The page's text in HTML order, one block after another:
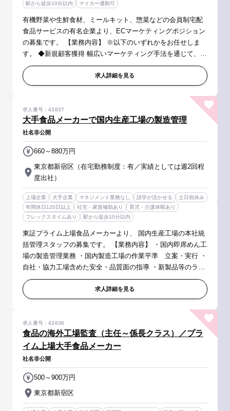
駅から徒歩10分以内
マイカー通勤可
有機野菜や生鮮食材、ミールキット、惣菜などの会員制宅配
食品サービスの有名企業より、ECマーケティングポジション
の募集です。 【業務内容】 ※以下のいずれかをお任せしま
す。 ◆新規顧客獲得 幅広いマーケティング手法を通じて、新
規顧客獲得を行っていただきます。 データ分析やマーケット
リサーチを活用し、市...求人詳細を見る
大手食品メーカーで国内生産工場の製造管理
求人番号：43837
社名非公開
東京都新宿区（在宅勤務制度：有／実績としては週2回程
度出社）
660～880万円
上場企業 大手企業 マネジメント業務なし 語学が活かせる
土日祝休み
年間休日120日以上
社宅・家賃補助あり
育児・介護休暇あり
フレックスタイムあり
駅から徒歩10分以内
東証プライム上場食品メーカーより、 国内生産工場の本社統
括管理スタッフの募集です。 【業務内容】 ・国内即席めん工
場の製造管理業務 ・国内製造工場の作業平準 立案・実行 ・
自社・協力工場含めた安全・品質面の指導 ・新製品等のライ
ン選定・設備投資案の立案・実行 ・新製品生産ラインテスト
立会 ・製品...
求人詳細を見る
食品の海外工場監査（主任～係長クラス）／プラ
イム上場大手食品メーカー
求人番号：43836
社名非公開
東京都新宿区
500～900万円